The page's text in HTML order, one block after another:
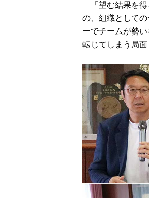
「望む結果を得
の、組織として
ーでチームが勢
転じてしまう局